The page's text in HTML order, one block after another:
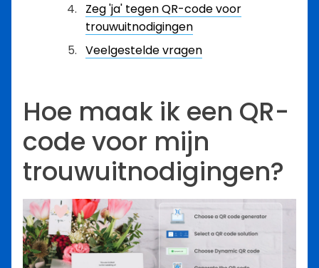
Zeg 'ja' tegen QR-code voor
trouwuitnodigingen
Veelgestelde vragen
Hoe maak ik een QR-
code voor mijn
trouwuitnodigingen?